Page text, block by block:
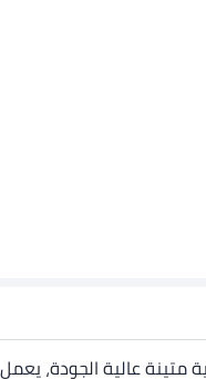
متينة عالية الجودة،